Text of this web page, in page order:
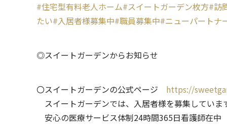
#住宅型有料老人ホーム#スイートガーデン枚方#訪
たい#入居者様募集中#職員募集中#ニューパートナ
◎スイートガーデンからお知らせ
〇スイートガーデンの公式ページ https://
スイートガーデンでは、入居者様を募集していま
安心の医療サービス体制24時間365日看護師在中